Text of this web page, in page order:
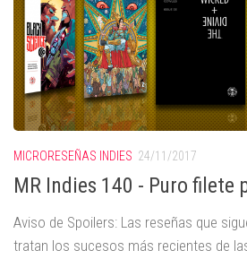
MICRORESEÑAS INDIES 24/11/2017
MR Indies 140 - Puro filete
Aviso de Spoilers: Las reseñas que
tratan los sucesos más recientes de